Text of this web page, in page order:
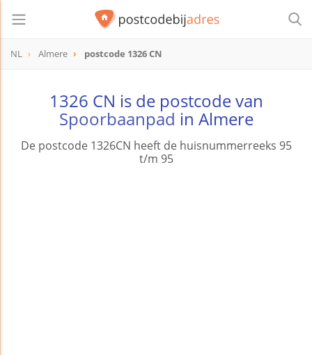
NL Almere postcode 1326 CN
1326 CN is de postcode van
Spoorbaanpad in Almere
De postcode 1326CN heeft de huisnummerreeks 95
t/m 95